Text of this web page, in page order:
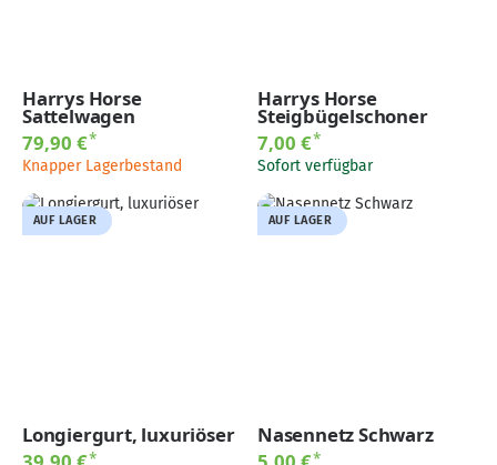
Harrys Horse
Sattelwagen
79,90 €*
Knapper Lagerbestand
Harrys Horse
Steigbügelschoner
7,00 €*
Sofort verfügbar
AUF LAGER
Longiergurt, luxuriöser
*
AUF LAGER
Nasennetz Schwarz
*